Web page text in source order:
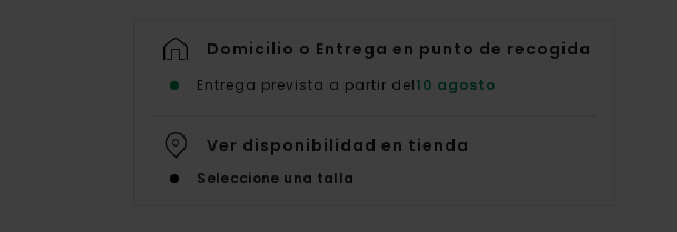
Domicilio o Entrega en punto de recogida
Entrega prevista a partir del10 agosto
Ver disponibilidad en tienda
Seleccione una talla